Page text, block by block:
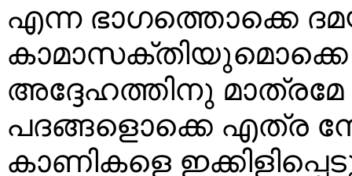
എന്ന ഭാഗത്തൊക്കെ
കാമാസക്തിയുമൊക്കെ
അദ്ദേഹത്തിനു
പദങ്ങളൊക്കെ എത്ര
കാണികളെ